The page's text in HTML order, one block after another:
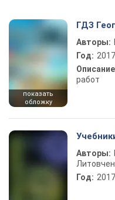
показать
обложку
ГДЗ
Авторы:
Год: 2017
работ
Авторы:
Год: 2017